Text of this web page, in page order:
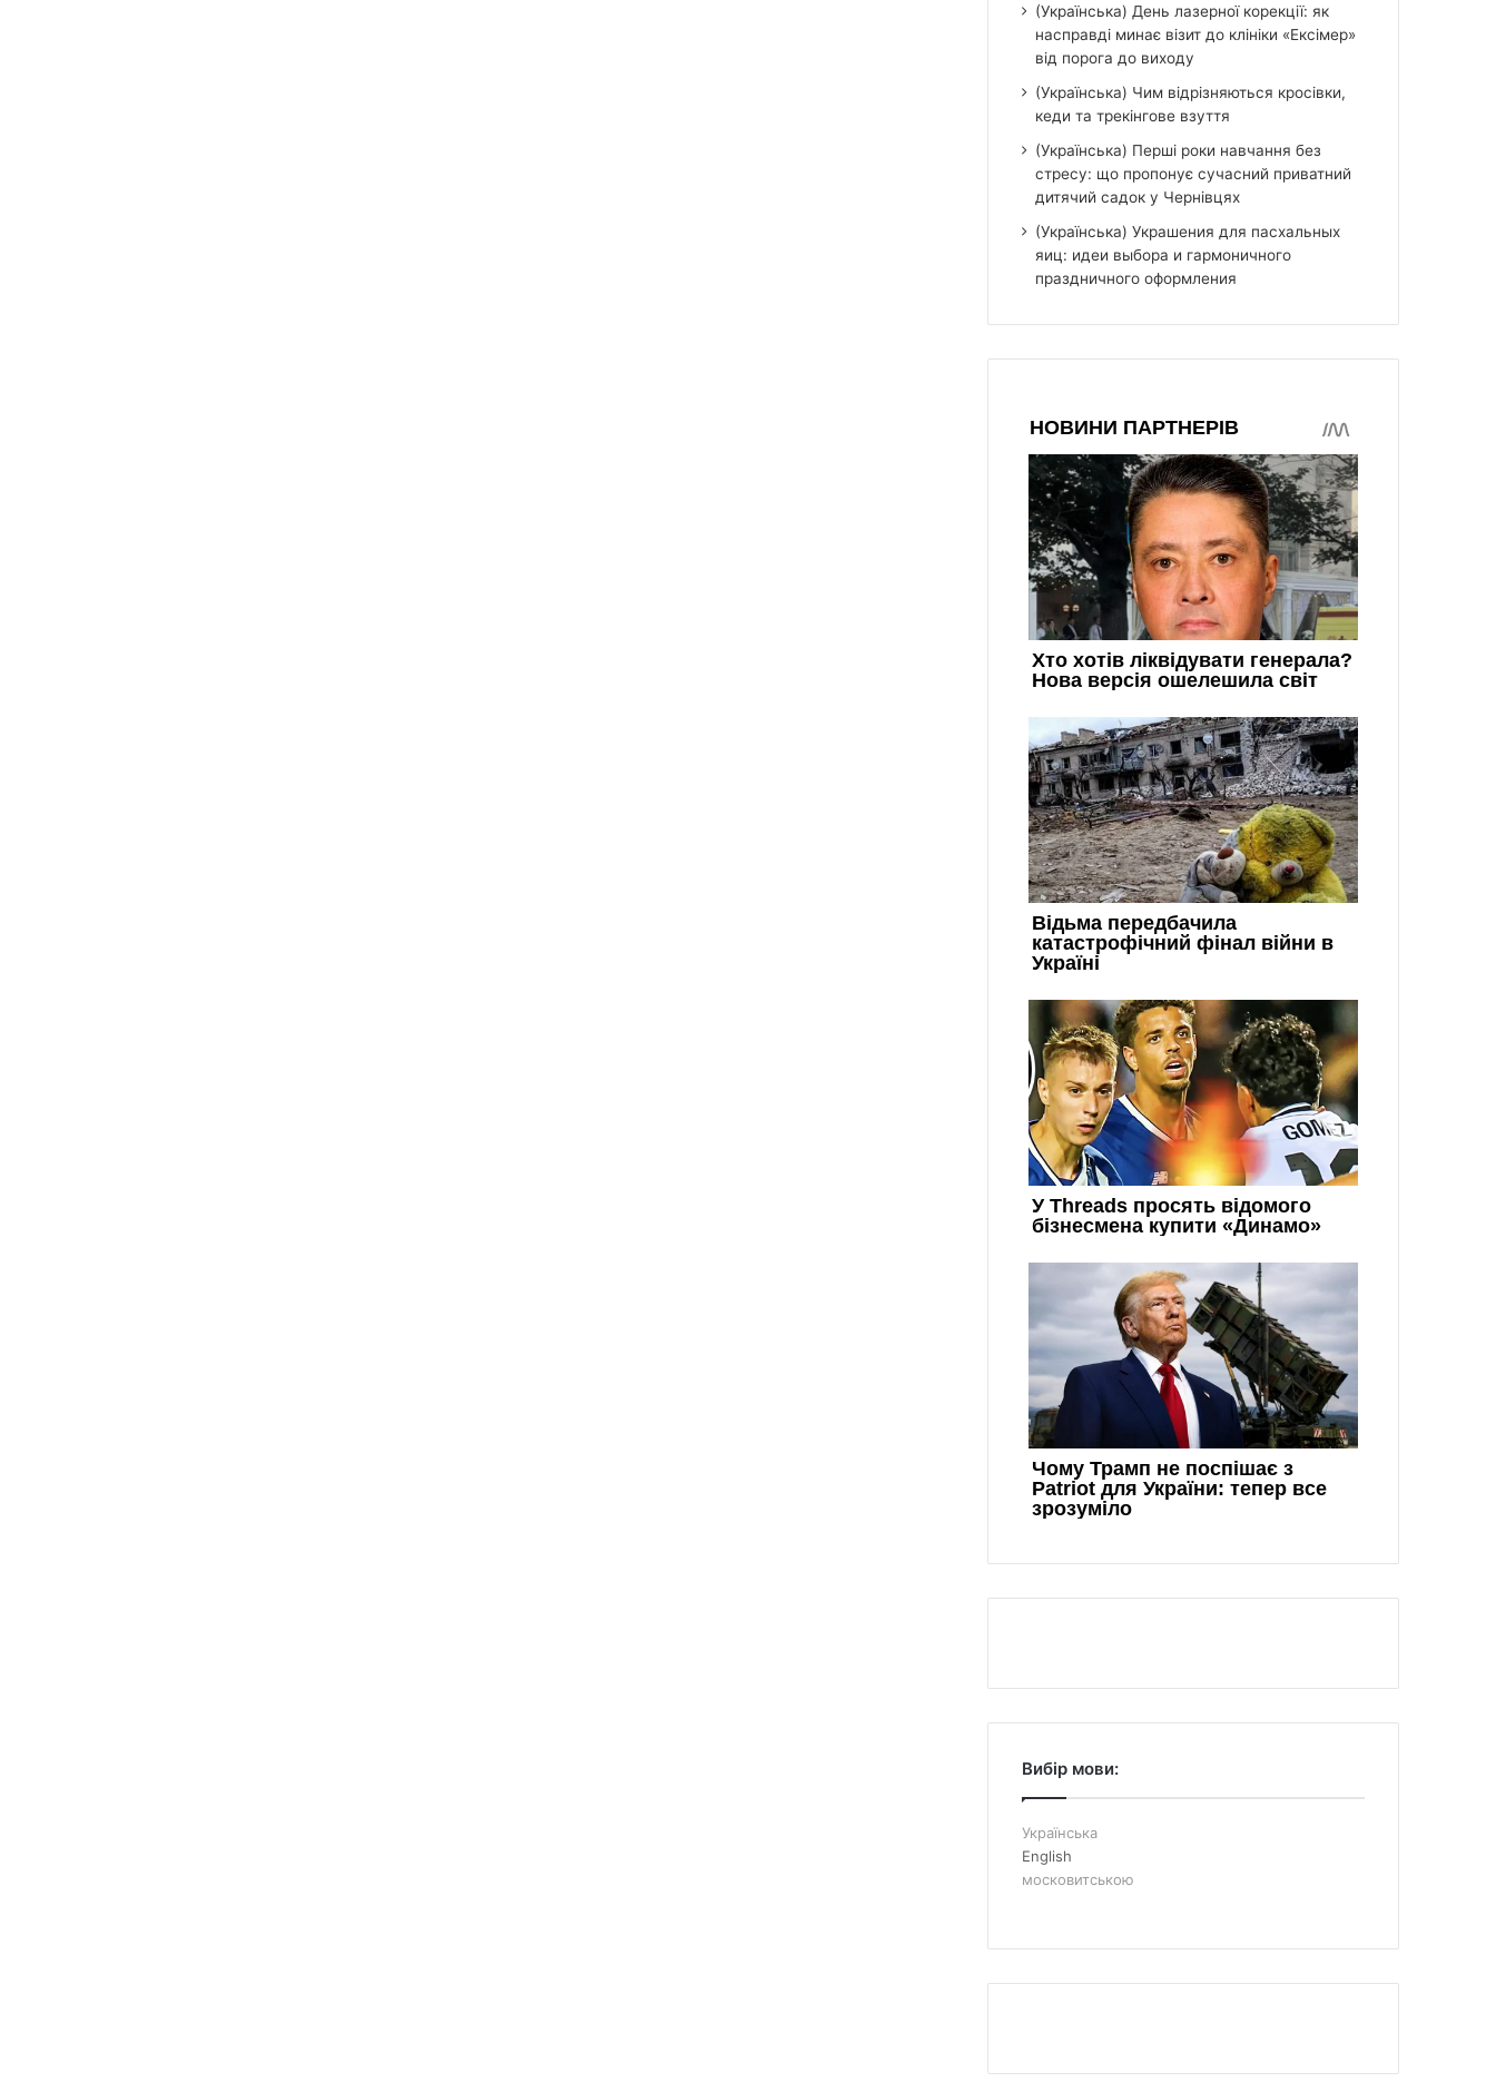
(Українська) День лазерної корекції: як
насправді минає візит до клініки «Ексімер»
від порога до виходу
(Українська) Чим відрізняються кросівки,
кеди та трекінгове взуття
(Українська) Перші роки навчання без
стресу: що пропонує сучасний приватний
дитячий садок у Чернівцях
(Українська) Украшения для пасхальных
яиц: идеи выбора и гармоничного
праздничного оформления
Вибір мови:
Українська
English
московитською